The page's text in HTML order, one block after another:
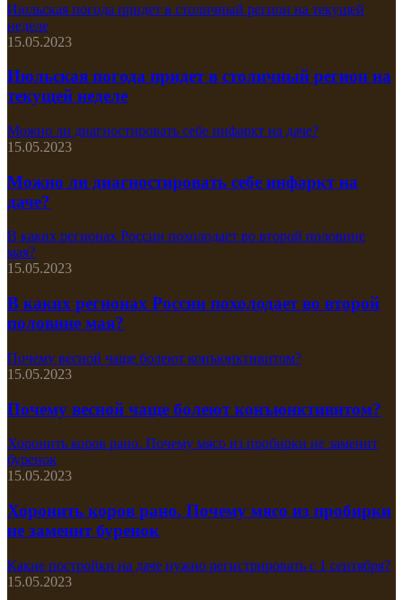
Июльская погода придет в столичный регион на текущей
неделе
15.05.2023
Июльская погода придет в столичный регион на
текущей неделе
Можно ли диагностировать себе инфаркт на даче?
15.05.2023
Можно ли диагностировать себе инфаркт на
даче?
В каких регионах России похолодает во второй половине
мая?
15.05.2023
В каких регионах России похолодает во второй
половине мая?
Почему весной чаще болеют конъюнктивитом?
15.05.2023
Почему весной чаще болеют конъюнктивитом?
Хоронить коров рано. Почему мясо из пробирки не заменит
буренок
15.05.2023
Хоронить коров рано. Почему мясо из пробирки
не заменит буренок
Какие постройки на даче нужно регистрировать с 1 сентября?
15.05.2023